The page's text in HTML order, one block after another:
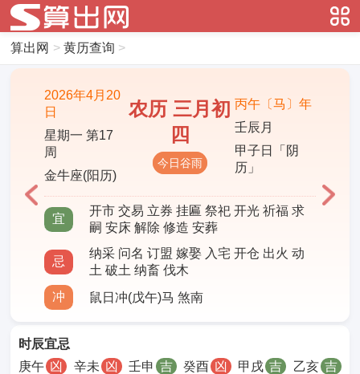
算出网 > 黄历查询 >
2026年4月20
日
星期一 第17
周
金牛座(阳历)
农历 三月初
四
今日谷雨
丙午〔马〕年
壬辰月
甲子日「阴
历」
宜
开市 交易 立券 挂匾 祭祀 开光 祈福 求
嗣 安床 解除 修造 安葬
忌
纳采 问名 订盟 嫁娶 入宅 开仓 出火 动
土 破土 纳畜 伐木
冲
鼠日冲(戊午)马 煞南
时辰宜忌
庚午 凶 辛未 凶 壬申 吉 癸酉 凶 甲戌 吉 乙亥 吉